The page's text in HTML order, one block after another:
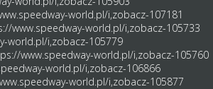
world.pl/i,zobacz-107181
www.speedway-world.pl/i,zobacz-105733
world.pl/i,zobacz-105779
www.speedway-world.pl/i,zobacz-105760
world.pl/i,zobacz-106866
world.pl/i,zobacz-105877